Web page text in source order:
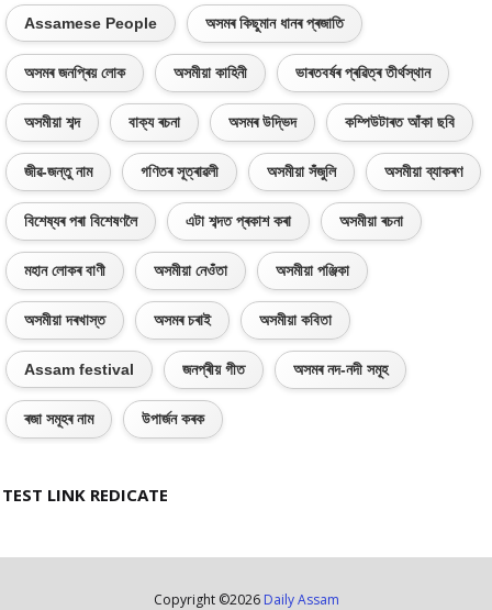
Assamese People অসমৰ কিছুমান ধানৰ প্ৰজাতি
অসমৰ জনপ্ৰিয় লোক অসমীয়া কাহিনী ভাৰতবৰ্ষৰ প্ৰৱিত্ৰ তীৰ্থস্থান
অসমীয়া শব্দ বাক্য ৰচনা অসমৰ উদ্ভিদ কম্পিউটাৰত আঁকা ছবি
জীৱ-জন্তু নাম গণিতৰ সূত্ৰাৱলী অসমীয়া সঁজুলি অসমীয়া ব্যাকৰণ
বিশেষ্যৰ পৰা বিশেষণলৈ এটা শব্দত প্ৰকাশ কৰা অসমীয়া ৰচনা
মহান লোকৰ বাণী অসমীয়া নেওঁতা অসমীয়া পঞ্জিকা
অসমীয়া দৰখাস্ত অসমৰ চৰাই অসমীয়া কবিতা
Assam festival জনপ্ৰীয় গীত অসমৰ নদ-নদী সমূহ
ৰজা সমূহৰ নাম উপাৰ্জন কৰক
TEST LINK REDICATE
Copyright ©2026 Daily Assam